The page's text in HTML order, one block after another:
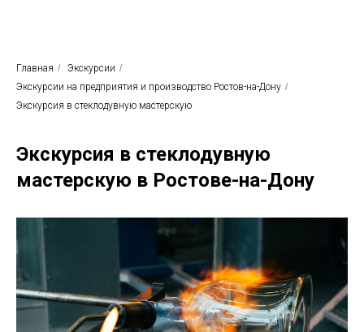
Главная / Экскурсии /
Экскурсии на предприятия и производство Ростов-на-Дону /
Экскурсия в стеклодувную мастерскую
Экскурсия в стеклодувную
мастерскую в Ростове-на-Дону